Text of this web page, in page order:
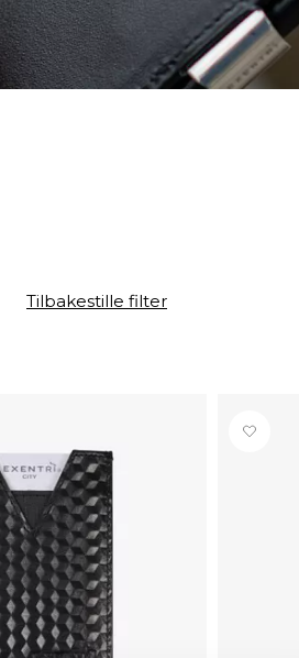
Tilbakestille filter